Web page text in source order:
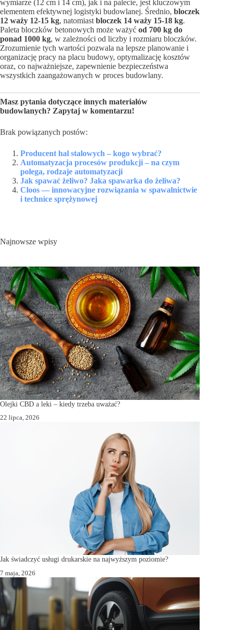
wymiarze (12 cm i 14 cm), jak i na palecie, jest kluczowym
elementem efektywnej logistyki budowlanej. Średnio, bloczek
12 waży 12-15 kg, natomiast bloczek 14 waży 15-18 kg.
Paleta bloczków betonowych może ważyć od 700 kg do
ponad 1000 kg, w zależności od liczby i rozmiaru bloczków.
Zrozumienie tych wartości pozwala na lepsze planowanie i
organizację pracy na placu budowy, optymalizację kosztów
oraz, co najważniejsze, zapewnienie bezpieczeństwa
wszystkich zaangażowanych w proces budowlany.
Masz pytania dotyczące innych materiałów
budowlanych? Zapytaj w komentarzu!
Brak powiązanych postów:
Producent hal stalowych – kogo wybrać?
Automatyzacja procesów produkcji – na czym
polega, rodzaje automatyzacji
Jak spawać żeliwo? Jaka spawarka do żeliwa?
Cloos — innowacyjne rozwiązania w spawalnictwie
i technice sprężynowej
Najnowsze wpisy
Olejki CBD a leki – kiedy trzeba uważać?
22 lipca, 2026
Jak świadczyć usługi drukarskie na najwyższym poziomie?
7 maja, 2026